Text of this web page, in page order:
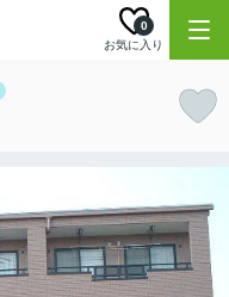
お気に入り
0